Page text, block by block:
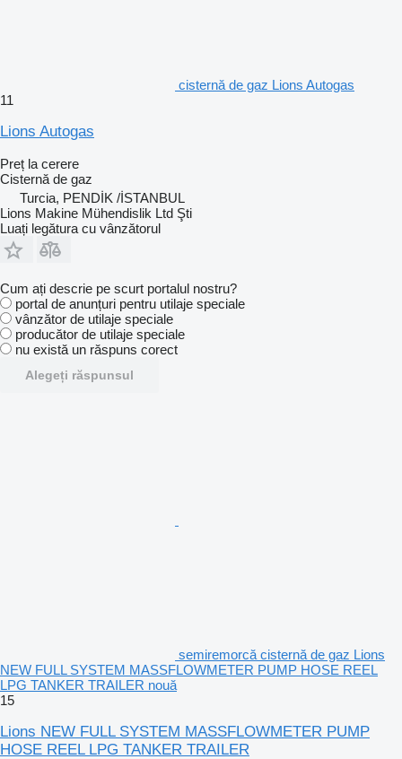
cisternă de gaz Lions Autogas
11
Lions Autogas
Preț la cerere
Cisternă de gaz
Turcia, PENDİK /İSTANBUL
Lions Makine Mühendislik Ltd Şti
Luați legătura cu vânzătorul
Cum ați descrie pe scurt portalul nostru?
portal de anunțuri pentru utilaje speciale
vânzător de utilaje speciale
producător de utilaje speciale
nu există un răspuns corect
Alegeți răspunsul
semiremorcă cisternă de gaz Lions
NEW FULL SYSTEM MASSFLOWMETER PUMP HOSE REEL
LPG TANKER TRAILER nouă
15
Lions NEW FULL SYSTEM MASSFLOWMETER PUMP
HOSE REEL LPG TANKER TRAILER